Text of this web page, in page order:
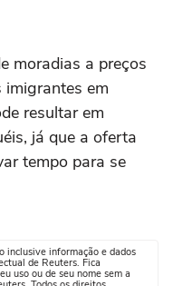
moradias a preços
imigrantes em
resultar em
já que a oferta
tempo para se
inclusive informação e dados
de Reuters. Fica
uso ou de seu nome sem a